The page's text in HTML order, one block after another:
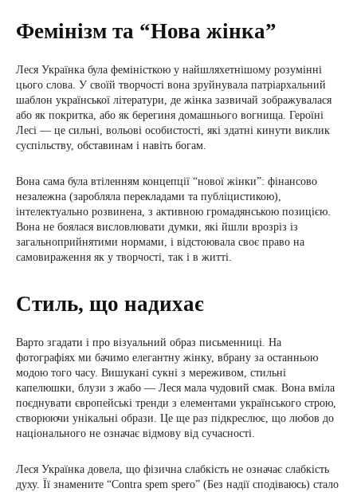
Фемінізм та “Нова жінка”
Леся Українка була феміністкою у найшляхетнішому розумінні
цього слова. У своїй творчості вона зруйнувала патріархальний
шаблон української літератури, де жінка зазвичай зображувалася
або як покритка, або як берегиня домашнього вогнища. Героїні
Лесі — це сильні, вольові особистості, які здатні кинути виклик
суспільству, обставинам і навіть богам.
Вона сама була втіленням концепції “нової жінки”: фінансово
незалежна (заробляла перекладами та публіцистикою),
інтелектуально розвинена, з активною громадянською позицією.
Вона не боялася висловлювати думки, які йшли врозріз із
загальноприйнятими нормами, і відстоювала своє право на
самовираження як у творчості, так і в житті.
Стиль, що надихає
Варто згадати і про візуальний образ письменниці. На
фотографіях ми бачимо елегантну жінку, вбрану за останньою
модою того часу. Вишукані сукні з мереживом, стильні
капелюшки, блузи з жабо — Леся мала чудовий смак. Вона вміла
поєднувати європейські тренди з елементами українського строю,
створюючи унікальні образи. Це ще раз підкреслює, що любов до
національного не означає відмову від сучасності.
Леся Українка довела, що фізична слабкість не означає слабкість
духу. Її знамените “Contra spem spero” (Без надії сподіваюсь) стало